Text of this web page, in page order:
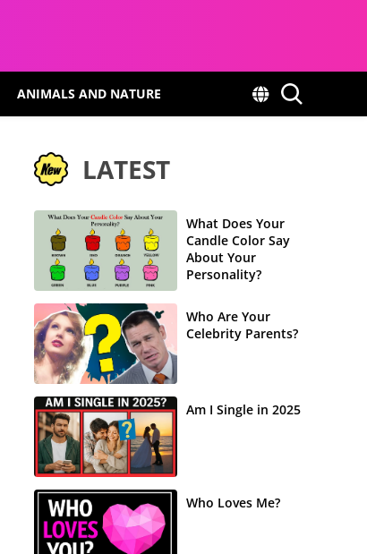
ANIMALS AND NATURE
LATEST
What Does Your
Candle Color Say
About Your
Personality?
Who Are Your
Celebrity Parents?
Am I Single in 2025
Who Loves Me?